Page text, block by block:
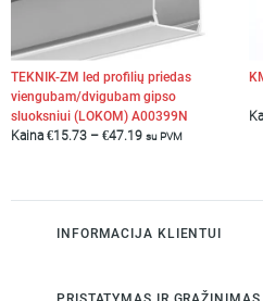
TEKNIK-ZM led profilių priedas
viengubam/dvigubam gipso
sluoksniui (LOKOM) A00399N
Kaina €15.73 – €47.19 su PVM
INFORMACIJA KLIENTUI